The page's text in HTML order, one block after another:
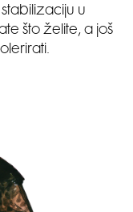
u
što želite, a još